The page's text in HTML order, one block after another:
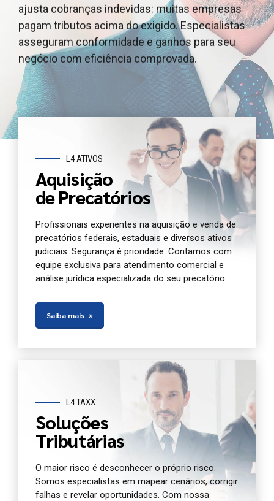
outros ativos judiciais, garantindo segurança
jurídica e agilidade. Oferecemos atendimento e
análise completa para você antecipar seu crédito
com segurança.
ajusta cobranças indevidas: muitas empresas
pagam tributos acima do exigido. Especialistas
asseguram conformidade e ganhos para seu
negócio com eficiência comprovada.
e outros ativos judiciais, garantindo segurança e
agilidade. Oferecemos atendimento dedicado e
análise jurídica completa do seu precatório
agora.
L4 ATIVOS
Aquisição
de Precatórios
Profissionais experientes na aquisição e venda de
precatórios federais, estaduais e diversos ativos
judiciais. Segurança é prioridade. Contamos com
equipe exclusiva para atendimento comercial e
análise jurídica especializada do seu precatório.
Saiba mais
L4 TAXX
Soluções
Tributárias
O maior risco é desconhecer o próprio risco.
Somos especialistas em mapear cenários, corrigir
falhas e revelar oportunidades. Com nossa